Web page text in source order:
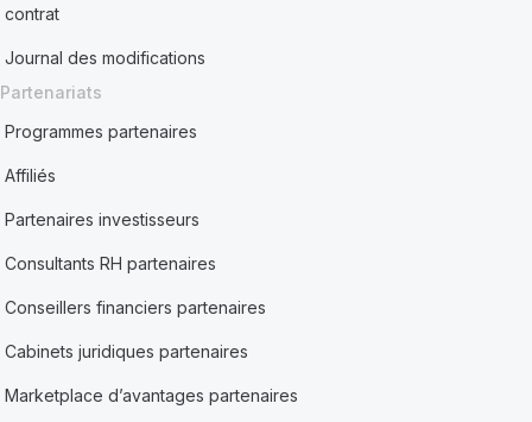
contrat
Journal des modifications
Partenariats
Programmes partenaires
Affiliés
Partenaires investisseurs
Consultants RH partenaires
Conseillers financiers partenaires
Cabinets juridiques partenaires
Marketplace d’avantages partenaires